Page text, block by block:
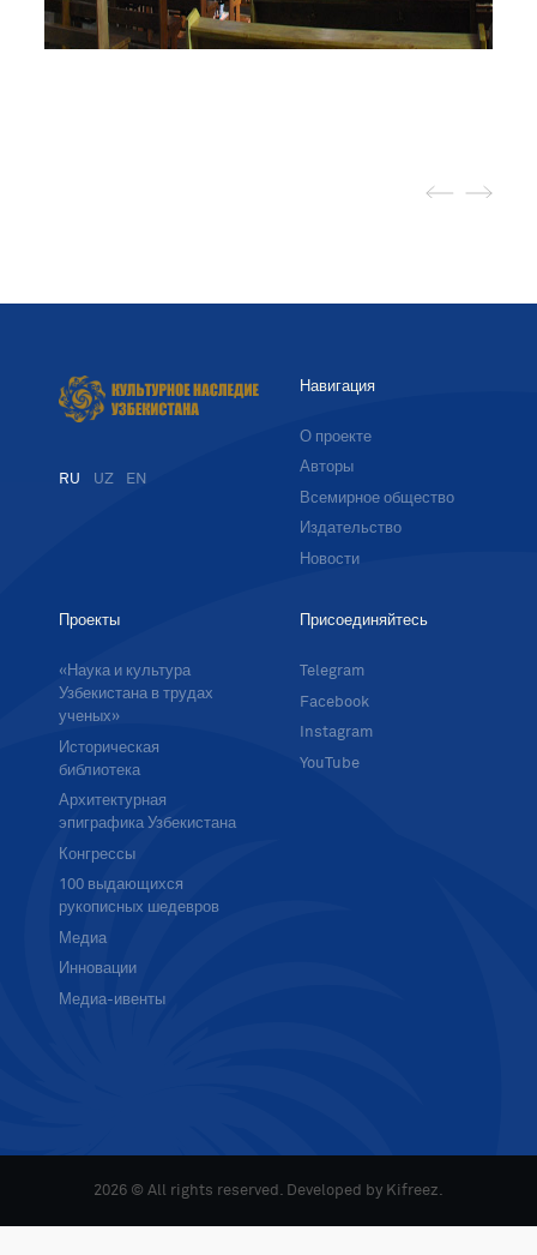
RU UZ EN
Навигация
О проекте
Авторы
Всемирное общество
Издательство
Новости
Проекты
«Наука и культура
Узбекистана в трудах
ученых»
Историческая
библиотека
Архитектурная
эпиграфика Узбекистана
Конгрессы
100 выдающихся
рукописных шедевров
Медиа
Инновации
Медиа-ивенты
Присоединяйтесь
Telegram
Facebook
Instagram
YouTube
2026 © All rights reserved. Developed by Kifreez.